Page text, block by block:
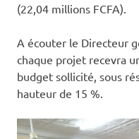
(22,04 millions FCFA).
A écouter le Directeur
chaque projet recevra
budget sollicité, sous
hauteur de 15 %.